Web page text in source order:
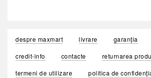
despre maxmart livrare garanția
credit-info
contacte
returnarea
termeni de utilizare
politica de